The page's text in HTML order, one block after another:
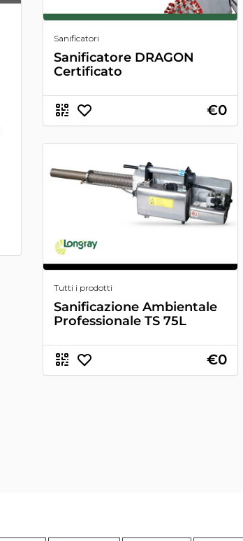
Sanificatori
Sanificatore DRAGON
Certificato
€0
Tutti i prodotti
Sanificazione Ambientale
Professionale TS 75L
€0